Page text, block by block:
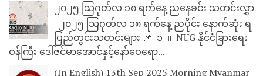
၂၀၂၅ သြဂုတ်လ ၁၈ ရက်နေ့ ညနေခင်း သတင်းလွှာ
၂၀၂၅ သြဂုတ်လ ၁၈ ရက်နေ့ ညပိုင်း နောက်ဆုံး ရ
ပြည်တွင်းသတင်းများ 📌 ⁨⁨⁨⁨ ၁ ⁨ ။ ⁨ NUG နိုင်ငံခြားရေး
ဝန်ကြီး ဒေါ်ဇင်မာအောင်နှင့်နော်ဝေရော...
(In English) 13th Sep 2025 Morning Myanmar